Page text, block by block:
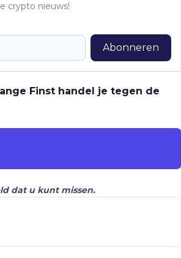
crypto nieuws!
Abonneren
Finst handel je tegen de
dat u kunt missen.